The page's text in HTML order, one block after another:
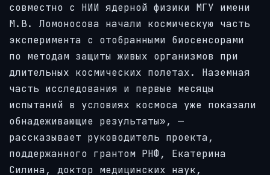
совместно с НИИ ядерной физики МГУ имени
М.В. Ломоносова начали космическую часть
эксперимента с отобранными биосенсорами
по методам защиты живых организмов при
длительных космических полетах. Наземная
часть исследования и первые месяцы
испытаний в условиях космоса уже показали
обнадеживающие результаты», —
рассказывает руководитель проекта,
поддержанного грантом РНФ, Екатерина
Силина, доктор медицинских наук,